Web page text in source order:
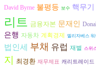
David Byrne 불평등 보수 핵무기
리트 금융자본 문재인
은행 자동차 계획경제 엘리자베스 워
법인세 부채 유럽 재벌 스위
지
최경환 재무제표 캐리트레이드